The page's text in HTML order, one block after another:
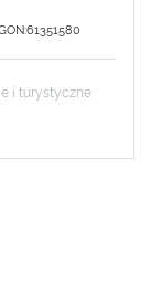
i turystyczne